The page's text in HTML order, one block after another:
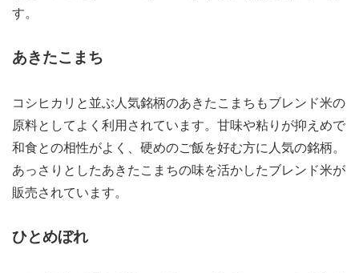
す。
あきたこまち
コシヒカリと並ぶ人気銘柄のあきたこまちもブレンド米の
原料としてよく利用されています。甘味や粘りが抑えめで
和食との相性がよく、硬めのご飯を好む方に人気の銘柄。
あっさりとしたあきたこまちの味を活かしたブレンド米が
販売されています。
ひとめぼれ